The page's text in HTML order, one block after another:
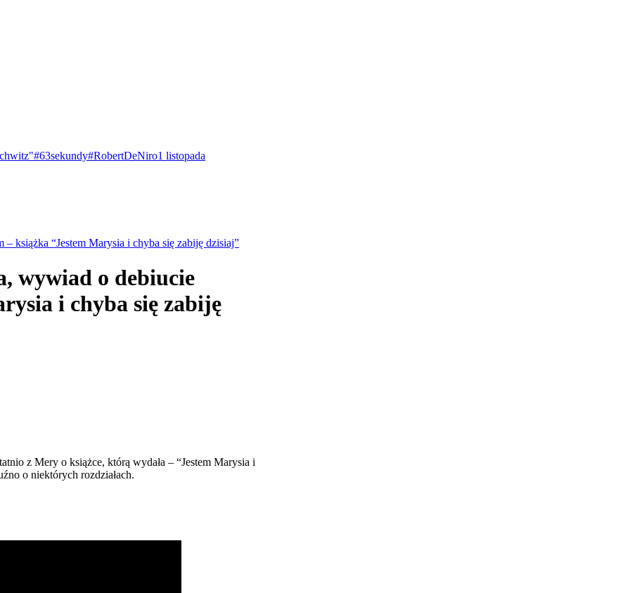
#63sekundy#RobertDeNiro1 listopada
książka “Jestem Marysia i chyba się zabiję dzisiaj”
wywiad o debiucie
i chyba się zabiję
z Mery o książce, którą wydała – “Jestem Marysia i
o niektórych rozdziałach.